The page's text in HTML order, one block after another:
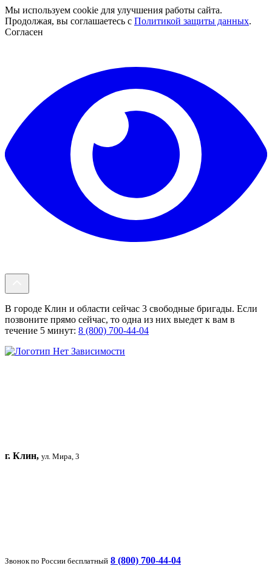
Мы используем cookie для улучшения работы сайта.
Продолжая, вы соглашаетесь с Политикой защиты данных.
Согласен
В городе Клин и области сейчас 3 свободные бригады. Если
позвоните прямо сейчас, то одна из них выедет к вам в
течение 5 минут: 8 (800) 700-44-04
г. Клин, ул. Мира, 3
Звонок по России бесплатный 8 (800) 700-44-04